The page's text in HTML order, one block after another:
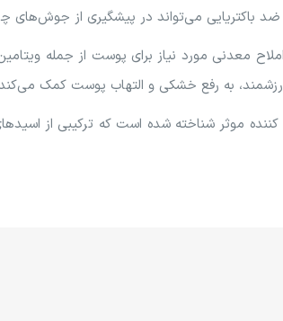
باکتریایی می‌تواند در پیشگیری از جوش‌های
به رفع خشکی و التهاب پوست کمک
موثر شناخته شده است که ترکیبی از